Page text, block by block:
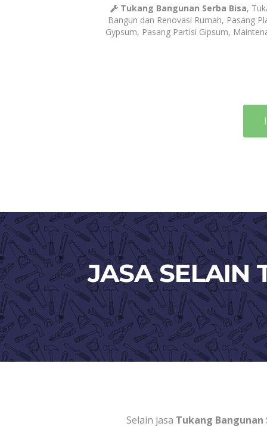
Tukang Bangunan Serba Bisa,
Bangun dan Renovasi Rumah, Pasang
Gypsum, Pasang Partisi Gipsum,
JASA SELAIN
Selain jasa Tukang Bangunan